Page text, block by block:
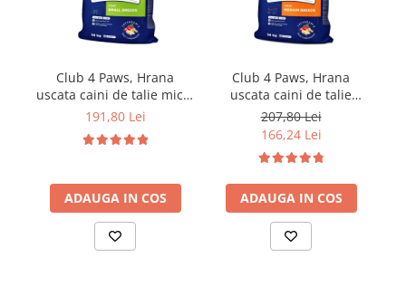
Club 4 Paws, Hrana
uscata caini de talie mica,
pui, 14kg
191,80 Lei
ADAUGA IN COS
Club 4 Paws, Hrana
uscata caini de talie
medie, pui, 14kg
207,80 Lei
166,24 Lei
ADAUGA IN COS